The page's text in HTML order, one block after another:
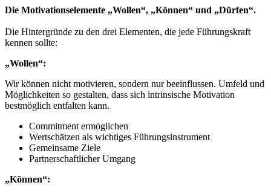
Die Motivationselemente „Wollen“, „Können“ und „Dürfen“.
Die Hintergründe zu den drei Elementen, die jede Führungskraft
kennen sollte:
„Wollen“:
Wir können nicht motivieren, sondern nur beeinflussen. Umfeld und
Möglichkeiten so gestalten, dass sich intrinsische Motivation
bestmöglich entfalten kann.
Commitment ermöglichen
Wertschätzen als wichtiges Führungsinstrument
Gemeinsame Ziele
Partnerschaftlicher Umgang
„Können“: